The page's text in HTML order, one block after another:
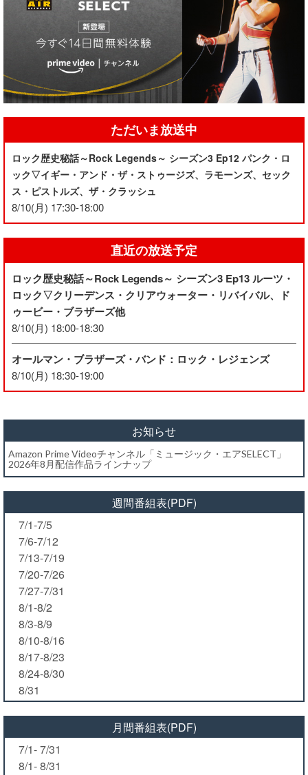
ただいま放送中
ロック歴史秘話～Rock Legends～ シーズン3 Ep12 パンク・ロ
ック▽イギー・アンド・ザ・ストゥージズ、ラモーンズ、セック
ス・ピストルズ、ザ・クラッシュ
8/10(月) 17:30-18:00
直近の放送予定
ロック歴史秘話～Rock Legends～ シーズン3 Ep13 ルーツ・
ロック▽クリーデンス・クリアウォーター・リバイバル、ド
ゥービー・ブラザーズ他
8/10(月) 18:00-18:30
オールマン・ブラザーズ・バンド：ロック・レジェンズ
8/10(月) 18:30-19:00
お知らせ
Amazon Prime Videoチャンネル「ミュージック・エアSELECT」
2026年8月配信作品ラインナップ
週間番組表(PDF)
7/1-7/5
7/6-7/12
7/13-7/19
7/20-7/26
7/27-7/31
8/1-8/2
8/3-8/9
8/10-8/16
8/17-8/23
8/24-8/30
8/31
月間番組表(PDF)
7/1- 7/31
8/1- 8/31